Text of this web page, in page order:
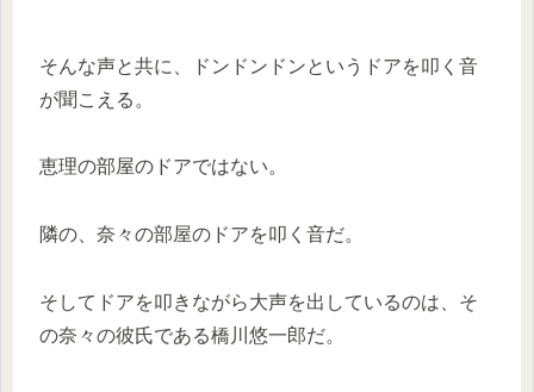
そんな声と共に、ドンドンドンというドアを叩く音
が聞こえる。
恵理の部屋のドアではない。
隣の、奈々の部屋のドアを叩く音だ。
そしてドアを叩きながら大声を出しているのは、そ
の奈々の彼氏である橋川悠一郎だ。